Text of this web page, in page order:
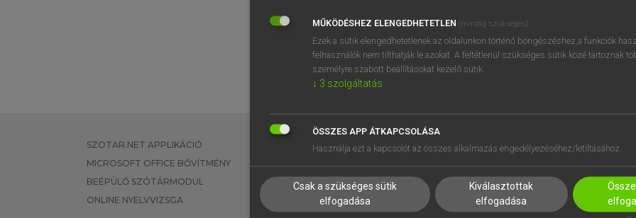
SZOTAR.NET APPLIKÁCIÓ
MICROSOFT OFFICE BŐVÍTMÉNY
BEÉPÜLŐ SZÓTÁRMODUL
ONLINE NYELVVIZSGA
EGYÉNI FELHASZNÁLÓKNAK
TANULÓKNAK
OKTATÁSI INTÉZMÉNYEKNEK
VÁLLALATI MEGOLDÁSOK
SÚGÓ
RÓLUNK
ELÉRHETŐSÉG
SÜTI BEÁLLÍTÁSOK
MŰKÖDÉSHEZ ELENGEDHETETLEN (mindig szükséges)
Ezek a sütik elengedhetetlenek az oldalunkon történő böngészéshez,a funkciók
felhasználók nem tilthatják le azokat. A feltétlenül szükséges sütik közé tartoznak
személyre szabott beállításokat kezelő sütik.
↓ 3 szolgáltatás
ÖSSZES APP ÁTKAPCSOLÁSA
Használja ezt a kapcsolót az összes alkalmazás engedélyezéséhez/letiltásához.
Csak a szükséges sütik
elfogadása
Kiválasztottak
elfogadása